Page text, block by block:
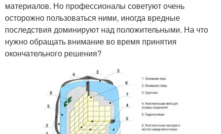
материалов. Но профессионалы советуют очень
осторожно пользоваться ними, иногда вредные
последствия доминируют над положительными. На что
нужно обращать внимание во время принятия
окончательного решения?